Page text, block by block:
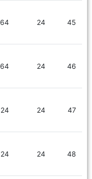
45
24
64
46
24
64
47
24
24
48
24
24